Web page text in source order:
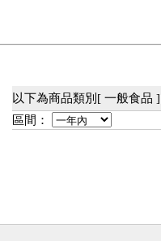
以下為商品類別[ 一般食品
區間：